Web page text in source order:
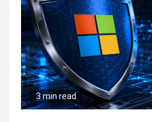
3 min read